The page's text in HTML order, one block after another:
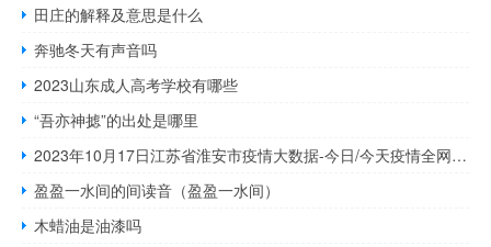
田庄的解释及意思是什么
奔驰冬天有声音吗
2023山东成人高考学校有哪些
“吾亦神摅”的出处是哪里
2023年10月17日江苏省淮安市疫情大数据-今日/今天疫情全网搜索最新实时消息动态情况通知播报
盈盈一水间的间读音（盈盈一水间）
木蜡油是油漆吗